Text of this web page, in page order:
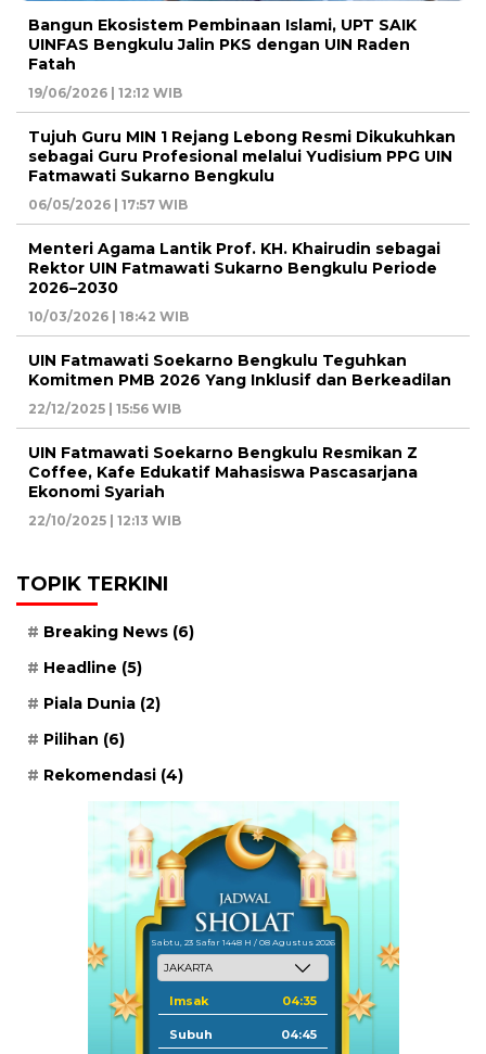
Bangun Ekosistem Pembinaan Islami, UPT SAIK
UINFAS Bengkulu Jalin PKS dengan UIN Raden
Fatah
19/06/2026 | 12:12 WIB
Tujuh Guru MIN 1 Rejang Lebong Resmi Dikukuhkan
sebagai Guru Profesional melalui Yudisium PPG UIN
Fatmawati Sukarno Bengkulu
06/05/2026 | 17:57 WIB
Menteri Agama Lantik Prof. KH. Khairudin sebagai
Rektor UIN Fatmawati Sukarno Bengkulu Periode
2026–2030
10/03/2026 | 18:42 WIB
UIN Fatmawati Soekarno Bengkulu Teguhkan
Komitmen PMB 2026 Yang Inklusif dan Berkeadilan
22/12/2025 | 15:56 WIB
UIN Fatmawati Soekarno Bengkulu Resmikan Z
Coffee, Kafe Edukatif Mahasiswa Pascasarjana
Ekonomi Syariah
22/10/2025 | 12:13 WIB
TOPIK TERKINI
Breaking News (6)
Headline (5)
Piala Dunia (2)
Pilihan (6)
Rekomendasi (4)
Sabtu, 23 Safar 1448 H / 08 Agustus 2026
Imsak 04:35
Subuh 04:45